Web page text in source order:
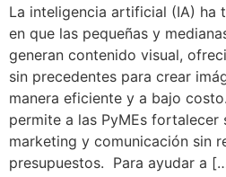
La inteligencia artificial (IA) ha
en que las pequeñas y
generan contenido visual,
sin precedentes para crear
manera eficiente y a bajo
permite a las PyMEs fortalecer
marketing y comunicación sin
presupuestos. Para ayudar a